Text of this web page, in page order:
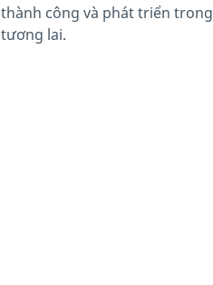
thành công và phát triển trong
tương lai.